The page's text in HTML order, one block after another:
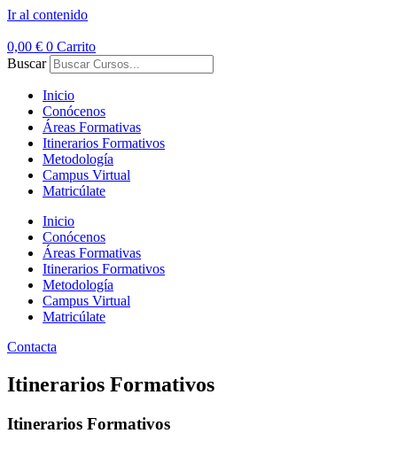
Ir al contenido
0,00 € 0 Carrito
Buscar
Inicio
Conócenos
Áreas Formativas
Itinerarios Formativos
Metodología
Campus Virtual
Matricúlate
Inicio
Conócenos
Áreas Formativas
Itinerarios Formativos
Metodología
Campus Virtual
Matricúlate
Contacta
Itinerarios Formativos
Itinerarios Formativos